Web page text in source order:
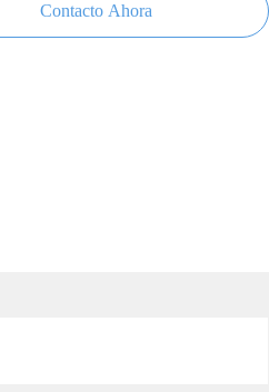
Contacto Ahora